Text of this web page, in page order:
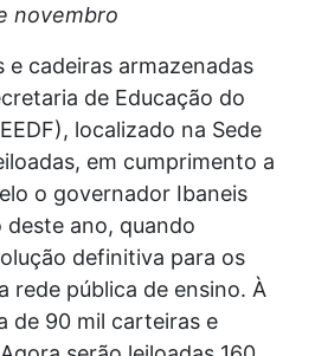
novembro
e cadeiras armazenadas
de Educação do
localizado na Sede
em cumprimento a
o governador Ibaneis
deste ano, quando
definitiva para os
rede pública de ensino. À
de 90 mil carteiras e